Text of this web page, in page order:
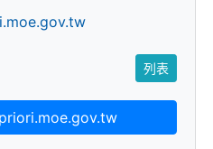
列表